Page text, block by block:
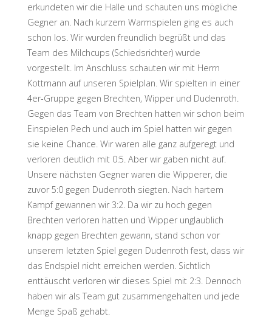
erkundeten wir die Halle und schauten uns mögliche
Gegner an. Nach kurzem Warmspielen ging es auch
schon los. Wir wurden freundlich begrüßt und das
Team des Milchcups (Schiedsrichter) wurde
vorgestellt. Im Anschluss schauten wir mit Herrn
Kottmann auf unseren Spielplan. Wir spielten in einer
4er-Gruppe gegen Brechten, Wipper und Dudenroth.
Gegen das Team von Brechten hatten wir schon beim
Einspielen Pech und auch im Spiel hatten wir gegen
sie keine Chance. Wir waren alle ganz aufgeregt und
verloren deutlich mit 0:5. Aber wir gaben nicht auf.
Unsere nächsten Gegner waren die Wipperer, die
zuvor 5:0 gegen Dudenroth siegten. Nach hartem
Kampf gewannen wir 3:2. Da wir zu hoch gegen
Brechten verloren hatten und Wipper unglaublich
knapp gegen Brechten gewann, stand schon vor
unserem letzten Spiel gegen Dudenroth fest, dass wir
das Endspiel nicht erreichen werden. Sichtlich
enttäuscht verloren wir dieses Spiel mit 2:3. Dennoch
haben wir als Team gut zusammengehalten und jede
Menge Spaß gehabt.